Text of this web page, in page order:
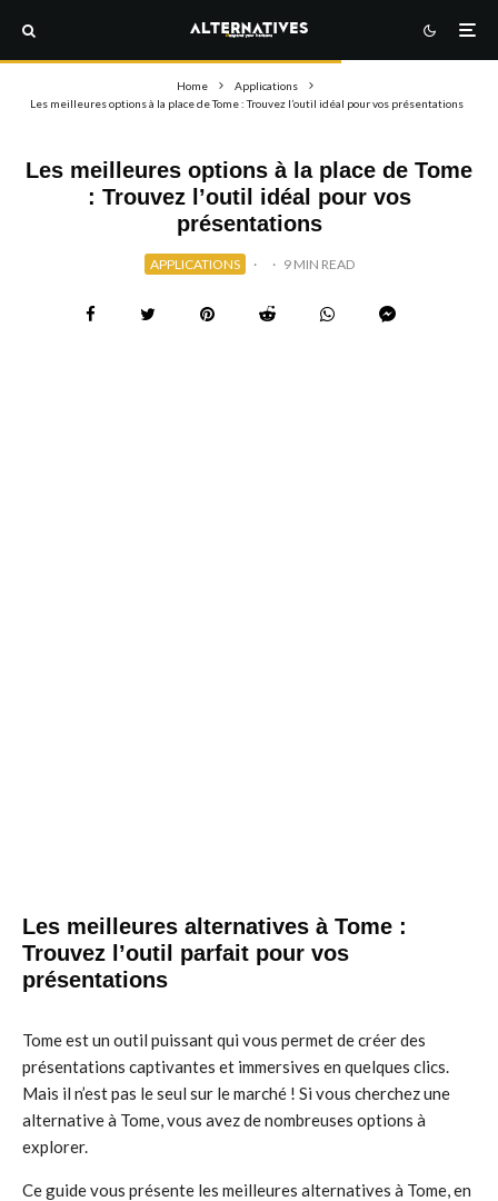
Home
Applications
Les meilleures options à la place de Tome : Trouvez l’outil idéal pour vos présentations
Les meilleures options à la place de Tome
: Trouvez l’outil idéal pour vos
présentations
APPLICATIONS · · 9 MIN READ
Les meilleures alternatives à Tome :
Trouvez l’outil parfait pour vos
présentations
Tome est un outil puissant qui vous permet de créer des
présentations captivantes et immersives en quelques clics.
Mais il n’est pas le seul sur le marché ! Si vous cherchez une
alternative à Tome, vous avez de nombreuses options à
explorer.
Ce guide vous présente les meilleures alternatives à Tome, en